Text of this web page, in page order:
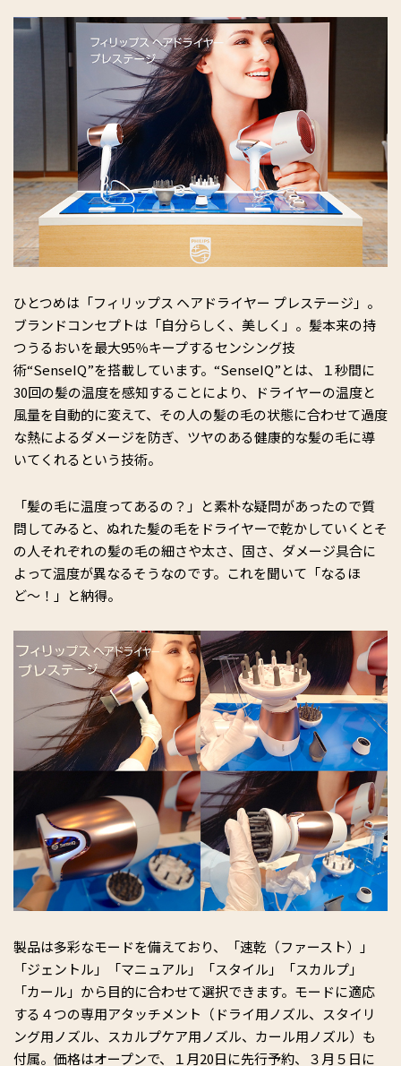
ひとつめは「フィリップス ヘアドライヤー プレステージ」。
ブランドコンセプトは「自分らしく、美しく」。髪本来の持
つうるおいを最大95％キープするセンシング技
術“SenseIQ”を搭載しています。“SenseIQ”とは、１秒間に
30回の髪の温度を感知することにより、ドライヤーの温度と
風量を自動的に変えて、その人の髪の毛の状態に合わせて過度
な熱によるダメージを防ぎ、ツヤのある健康的な髪の毛に導
いてくれるという技術。
「髪の毛に温度ってあるの？」と素朴な疑問があったので質
問してみると、ぬれた髪の毛をドライヤーで乾かしていくとそ
の人それぞれの髪の毛の細さや太さ、固さ、ダメージ具合に
よって温度が異なるそうなのです。これを聞いて「なるほ
ど〜！」と納得。
製品は多彩なモードを備えており、「速乾（ファースト）」
「ジェントル」「マニュアル」「スタイル」「スカルプ」
「カール」から目的に合わせて選択できます。モードに適応
する４つの専用アタッチメント（ドライ用ノズル、スタイリ
ング用ノズル、スカルプケア用ノズル、カール用ノズル）も
付属。価格はオープンで、１月20日に先行予約、３月５日に